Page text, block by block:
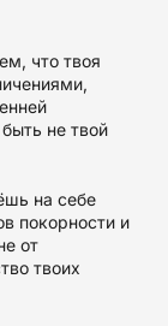
что твоя
не твой
на себе
покорности и
от
твоих